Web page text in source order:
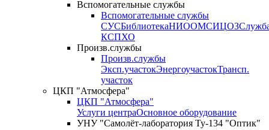
Вспомогательные службы
Вспомогательные службы
СУСБиблиотекаНИООМСИЦОЗ
КСПХО
Произв.службы
Произв.службы
Эксп.участокЭнергоучастокТрансп.
участок
ЦКП "Атмосфера"
ЦКП "Атмосфера"
Услуги центраОсновное оборудование
УНУ "Самолёт-лаборатория Ту-134 "Оптик"